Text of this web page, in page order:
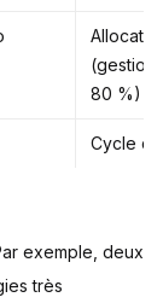
(gestion
80 %)
Cycle
exemple, deux
très